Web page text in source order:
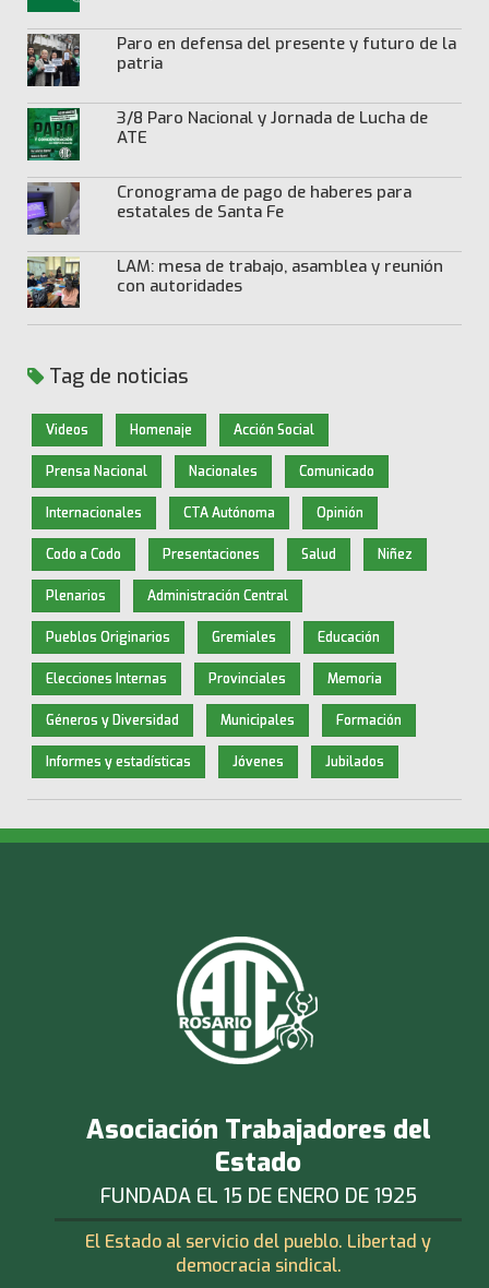
Paro en defensa del presente y futuro de la
patria
3/8 Paro Nacional y Jornada de Lucha de
ATE
Cronograma de pago de haberes para
estatales de Santa Fe
LAM: mesa de trabajo, asamblea y reunión
con autoridades
Tag de noticias
Videos Homenaje Acción Social
Prensa Nacional Nacionales Comunicado
Internacionales CTA Autónoma Opinión
Codo a Codo Presentaciones Salud Niñez
Plenarios Administración Central
Pueblos Originarios Gremiales Educación
Elecciones Internas Provinciales Memoria
Géneros y Diversidad Municipales Formación
Informes y estadísticas Jóvenes Jubilados
Asociación Trabajadores del
Estado
FUNDADA EL 15 DE ENERO DE 1925
El Estado al servicio del pueblo. Libertad y
democracia sindical.